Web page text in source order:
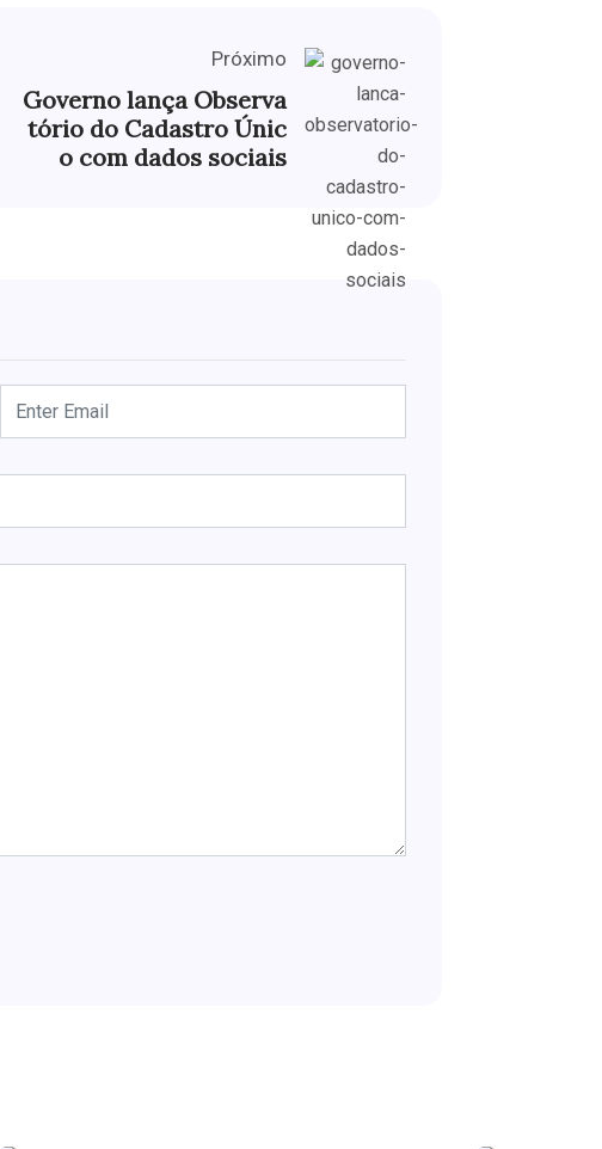
Próximo
Governo lança Observa
tório do Cadastro Únic
o com dados sociais